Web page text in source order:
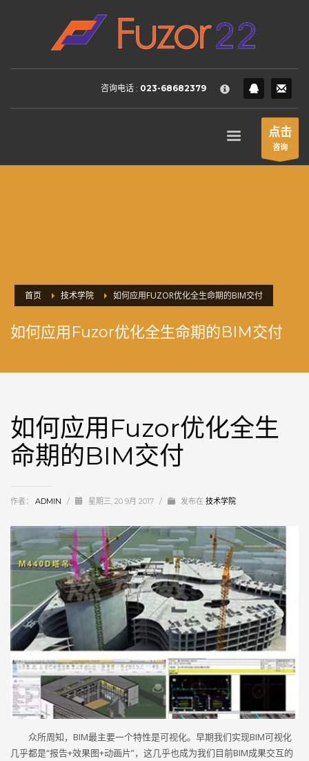
HOW TO SHOP
Login or create new account.
2 Review your order.
FREEshipment
If you still have problems, please let us know, by sending an
SHOWROOM HOURS
咨询电话 : 023-68682379
点击
咨询
首页 技术学院 如何应用FUZOR优化全生命期的BIM交付
如何应用Fuzor优化全生命期的BIM交付
如何应用Fuzor优化全生
命期的BIM交付
作者： ADMIN / 星期三, 20 9月 2017 / 发布在 技术学院
众所周知，BIM最主要一个特性是可视化。早期我们实现BIM可视化
几乎都是“报告+效果图+动画片”，这几乎也成为我们目前BIM成果交互的